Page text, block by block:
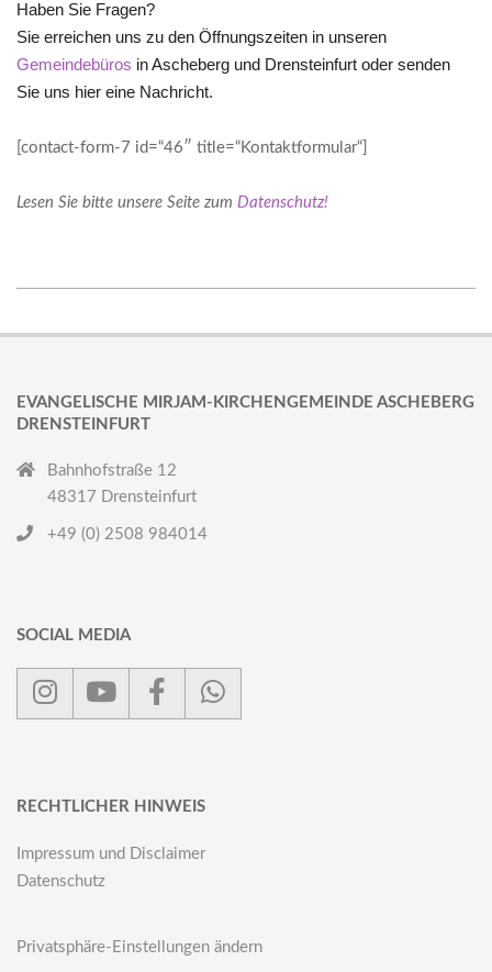
Haben Sie Fragen?
Sie erreichen uns zu den Öffnungszeiten in unseren
Gemeindebüros in Ascheberg und Drensteinfurt oder senden
Sie uns hier eine Nachricht.
[contact-form-7 id=“46″ title=“Kontaktformular“]
Lesen Sie bitte unsere Seite zum Datenschutz!
02-
EVANGELISCHE MIRJAM-KIRCHENGEMEINDE ASCHEBERG
DRENSTEINFURT
Bahnhofstraße 12
48317 Drensteinfurt
+49 (0) 2508 984014
SOCIAL MEDIA
RECHTLICHER HINWEIS
Impressum und Disclaimer
Datenschutz
Privatsphäre-Einstellungen ändern